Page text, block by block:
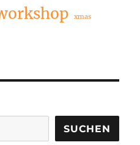
xmas
SUCHEN